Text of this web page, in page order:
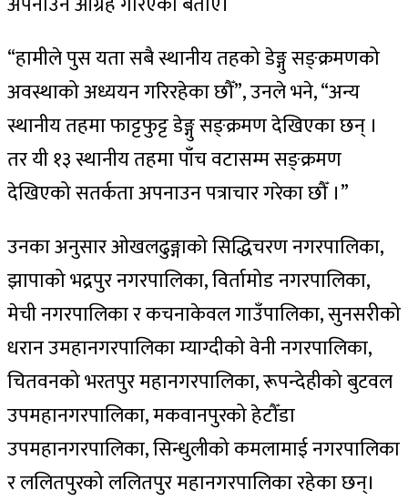
“हामीले पुस यता सबै स्थानीय तहको डेङ्गु सङ्क्रमणको
अवस्थाको अध्ययन गरिरहेका छौँ”, उनले भने, “अन्य
स्थानीय तहमा फाट्टफुट्ट डेङ्गु सङ्क्रमण देखिएका छन् ।
तर यी १३ स्थानीय तहमा पाँच वटासम्म सङ्क्रमण
देखिएको सतर्कता अपनाउन पत्राचार गरेका छौँ ।”
उनका अनुसार ओखलढुङ्गाको सिद्धिचरण नगरपालिका,
झापाको भद्रपुर नगरपालिका, विर्तामोड नगरपालिका,
मेची नगरपालिका र कचनाकेवल गाउँपालिका, सुनसरीको
धरान उमहानगरपालिका म्याग्दीको वेनी नगरपालिका,
चितवनको भरतपुर महानगरपालिका, रूपन्देहीको बुटवल
उपमहानगरपालिका, मकवानपुरको हेटौँडा
उपमहानगरपालिका, सिन्धुलीको कमलामाई नगरपालिका
र ललितपुरको ललितपुर महानगरपालिका रहेका छन्।